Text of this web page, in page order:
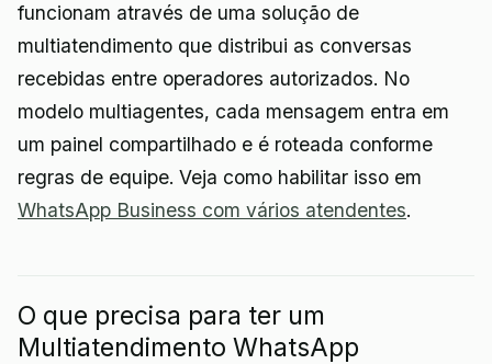
funcionam através de uma solução de
multiatendimento que distribui as conversas
recebidas entre operadores autorizados. No
modelo multiagentes, cada mensagem entra em
um painel compartilhado e é roteada conforme
regras de equipe. Veja como habilitar isso em
WhatsApp Business com vários atendentes.
O que precisa para ter um
Multiatendimento WhatsApp